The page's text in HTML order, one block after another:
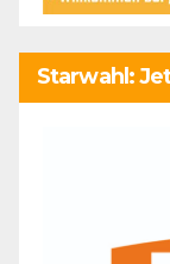
Starwahl: